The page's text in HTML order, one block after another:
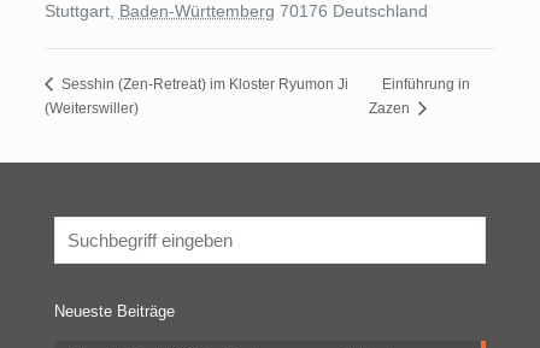
Stuttgart, Baden-Württemberg 70176 Deutschland
Sesshin (Zen-Retreat) im Kloster Ryumon Ji
(Weiterswiller)
Einführung in
Zazen
Neueste Beiträge